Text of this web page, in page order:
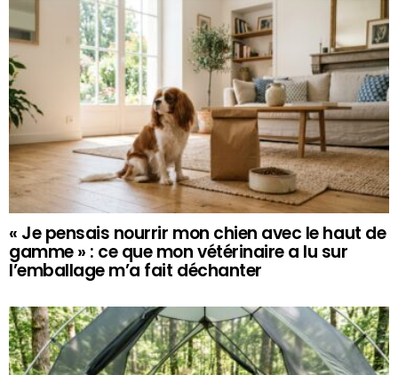
« Je pensais nourrir mon chien avec le haut de
gamme » : ce que mon vétérinaire a lu sur
l’emballage m’a fait déchanter